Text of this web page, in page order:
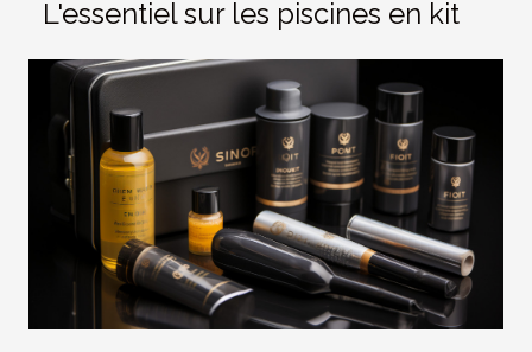
L'essentiel sur les piscines en kit